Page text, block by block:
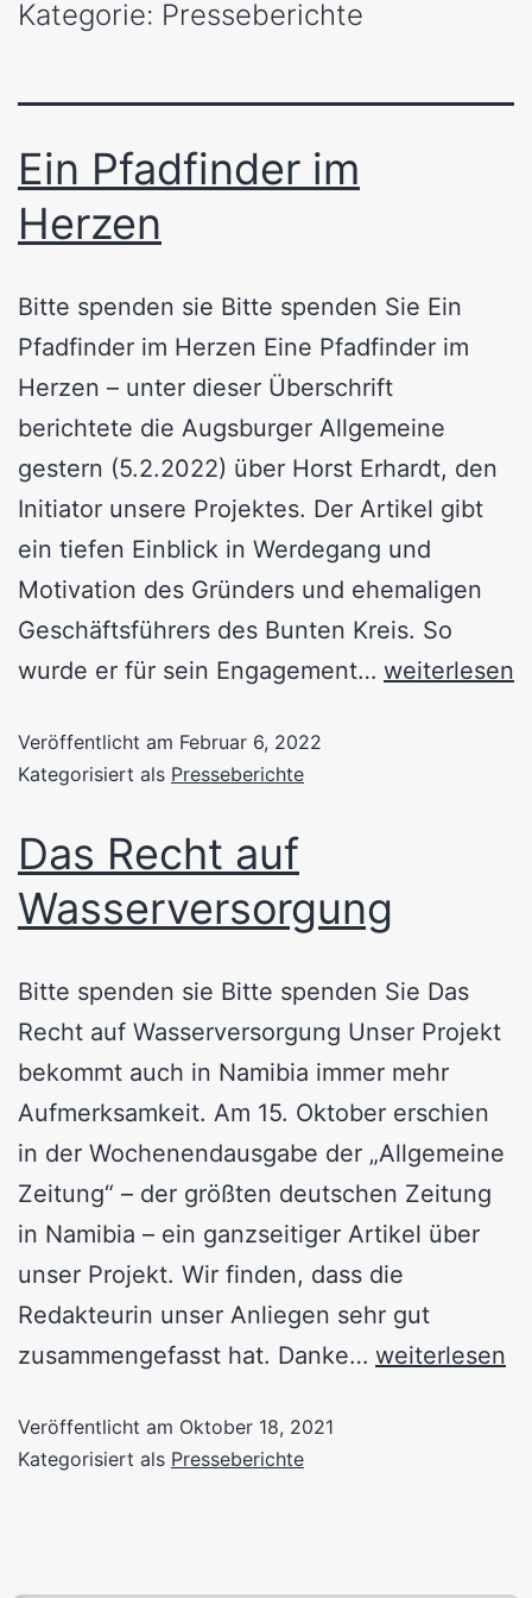
Kategorie: Presseberichte
Ein Pfadfinder im
Herzen
Bitte spenden sie Bitte spenden Sie Ein
Pfadfinder im Herzen Eine Pfadfinder im
Herzen – unter dieser Überschrift
berichtete die Augsburger Allgemeine
gestern (5.2.2022) über Horst Erhardt, den
Initiator unsere Projektes. Der Artikel gibt
ein tiefen Einblick in Werdegang und
Motivation des Gründers und ehemaligen
Geschäftsführers des Bunten Kreis. So
wurde er für sein Engagement… weiterlesen
Veröffentlicht am Februar 6, 2022
Kategorisiert als Presseberichte
Das Recht auf
Wasserversorgung
Bitte spenden sie Bitte spenden Sie Das
Recht auf Wasserversorgung Unser Projekt
bekommt auch in Namibia immer mehr
Aufmerksamkeit. Am 15. Oktober erschien
in der Wochenendausgabe der „Allgemeine
Zeitung“ – der größten deutschen Zeitung
in Namibia – ein ganzseitiger Artikel über
unser Projekt. Wir finden, dass die
Redakteurin unser Anliegen sehr gut
zusammengefasst hat. Danke… weiterlesen
Veröffentlicht am Oktober 18, 2021
Kategorisiert als Presseberichte